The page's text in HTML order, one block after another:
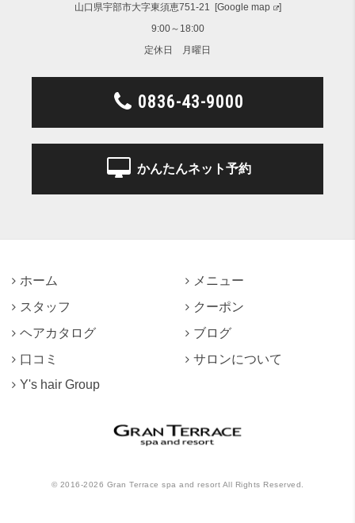
山口県宇部市大字東須恵751-21 [Google map
]
9:00～18:00
定休日 月曜日
0836-43-9000
かんたんネット予約
ホーム
メニュー
スタッフ
クーポン
ヘアカタログ
ブログ
口コミ
サロンについて
Y's hair Group
© 2016-2026 Gran Terrace spa and resort All Rights Reserved.